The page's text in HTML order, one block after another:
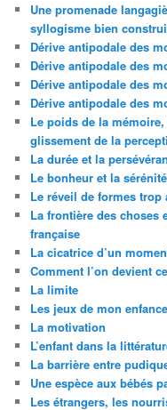
Une promenade
syllogisme bien
Dérive antipodale des
Dérive antipodale des
Dérive antipodale des
Dérive antipodale des
Le poids de la
glissement de la
La durée et la
Le bonheur et la
Le réveil de formes trop
La frontière des choses
française
La cicatrice d’un
Comment l’on devient
La limite
Les jeux de mon enfance
La motivation
L’enfant dans la
La barrière entre
Une espèce aux bébés
Les étrangers, les